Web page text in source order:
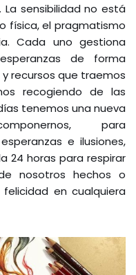
sensibilidad no está
física, el pragmatismo
Cada uno gestiona
de forma
recursos que traemos
recogiendo de las
tenemos una nueva
para
e ilusiones,
24 horas para respirar
nosotros hechos o
en cualquiera